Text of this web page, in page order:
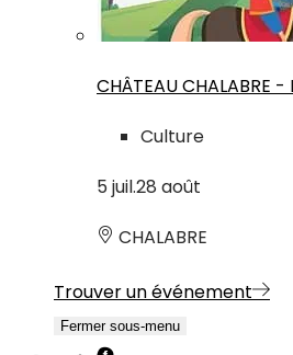
CHÂTEAU CHALABRE -
Culture
5 juil.28 août
CHALABRE
Trouver un événement
Fermer sous-menu